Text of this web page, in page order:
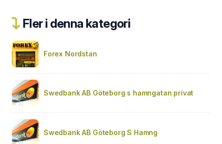
Fler i denna kategori
Forex Nordstan
Swedbank AB Göteborg s hamngatan privat
Swedbank AB Göteborg S Hamng